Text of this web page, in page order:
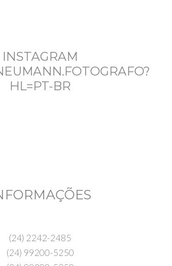
INSTAGRAM
HL=PT-BR
(24) 2242-2485
(24) 99200-5250